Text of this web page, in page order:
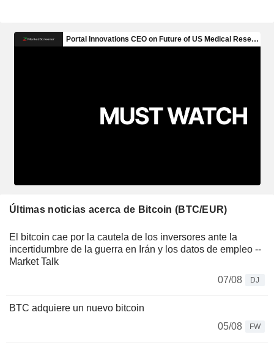
Últimas noticias acerca de Bitcoin (BTC/EUR)
El bitcoin cae por la cautela de los inversores ante la
incertidumbre de la guerra en Irán y los datos de empleo --
Market Talk
07/08
DJ
BTC adquiere un nuevo bitcoin
05/08
FW